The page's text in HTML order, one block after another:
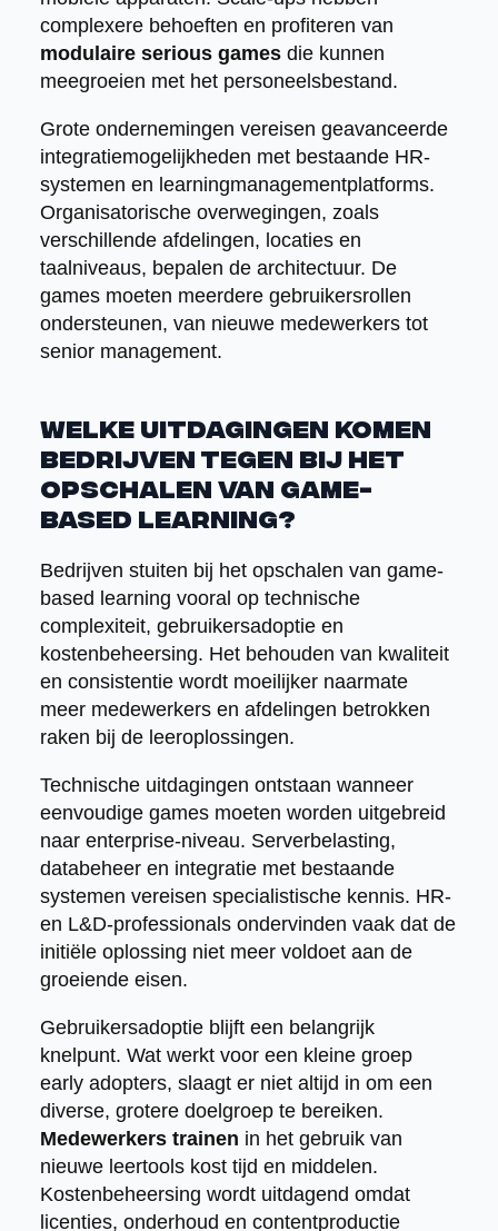
complexere behoeften en profiteren van
modulaire serious gamesdie kunnen
meegroeien met het personeelsbestand.
Grote ondernemingen vereisen geavanceerde
integratiemogelijkheden met bestaande HR-
systemen en learningmanagementplatforms.
Organisatorische overwegingen, zoals
verschillende afdelingen, locaties en
taalniveaus, bepalen de architectuur. De
games moeten meerdere gebruikersrollen
ondersteunen, van nieuwe medewerkers tot
senior management.
Welke uitdagingen komen
bedrijven tegen bij het
opschalen van game-
based learning?
Bedrijven stuiten bij het opschalen van game-
based learning vooral op technische
complexiteit, gebruikersadoptie en
kostenbeheersing. Het behouden van kwaliteit
en consistentie wordt moeilijker naarmate
meer medewerkers en afdelingen betrokken
raken bij de leeroplossingen.
Technische uitdagingen ontstaan wanneer
eenvoudige games moeten worden uitgebreid
naar enterprise-niveau. Serverbelasting,
databeheer en integratie met bestaande
systemen vereisen specialistische kennis. HR-
en L&D-professionals ondervinden vaak dat de
initiële oplossing niet meer voldoet aan de
groeiende eisen.
Gebruikersadoptie blijft een belangrijk
knelpunt. Wat werkt voor een kleine groep
early adopters, slaagt er niet altijd in om een
diverse, grotere doelgroep te bereiken.
Medewerkers trainen in het gebruik van
nieuwe leertools kost tijd en middelen.
Kostenbeheersing wordt uitdagend omdat
licenties, onderhoud en contentproductie